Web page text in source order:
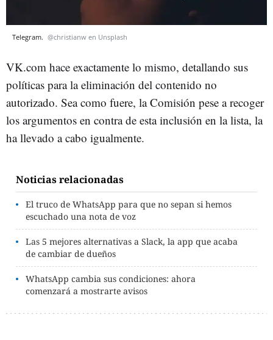
Telegram. @christianw en Unsplash
VK.com hace exactamente lo mismo, detallando sus
políticas para la eliminación del contenido no
autorizado. Sea como fuere, la Comisión pese a recoger
los argumentos en contra de esta inclusión en la lista, la
ha llevado a cabo igualmente.
Noticias relacionadas
El truco de WhatsApp para que no sepan si hemos
escuchado una nota de voz
Las 5 mejores alternativas a Slack, la app que acaba
de cambiar de dueños
WhatsApp cambia sus condiciones: ahora
comenzará a mostrarte avisos